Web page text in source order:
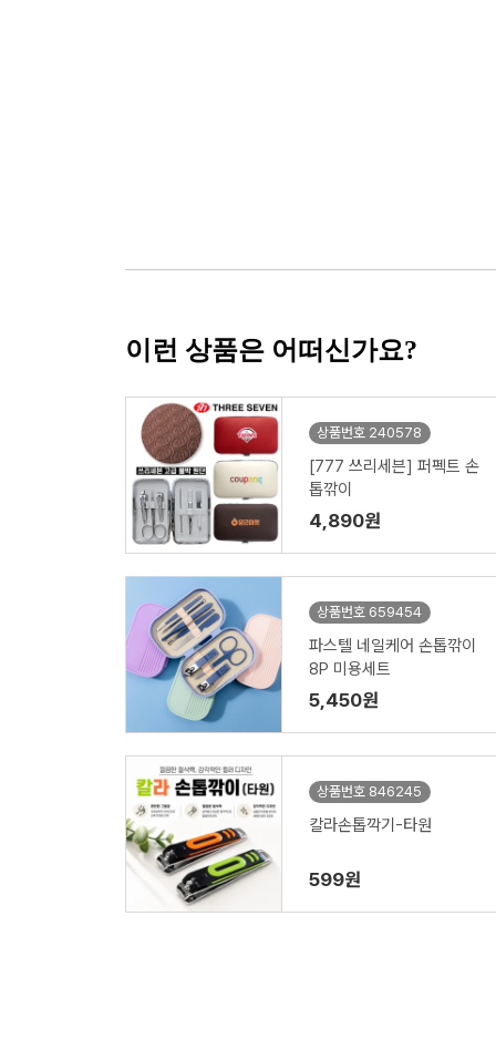
이런 상품은 어떠신가요?
상품번호 240578
[777 쓰리세븐] 퍼펙트 손
톱깎이
4,890원
상품번호 659454
파스텔 네일케어 손톱깎이
8P 미용세트
5,450원
상품번호 846245
칼라손톱깍기-타원
599원